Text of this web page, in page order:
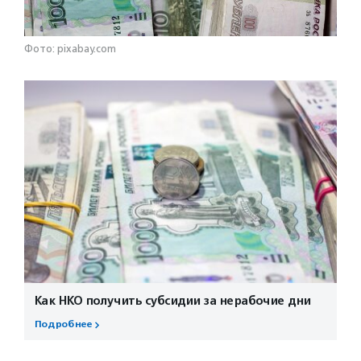
Фото: pixabay.com
Как НКО получить субсидии за нерабочие дни
Подробнее